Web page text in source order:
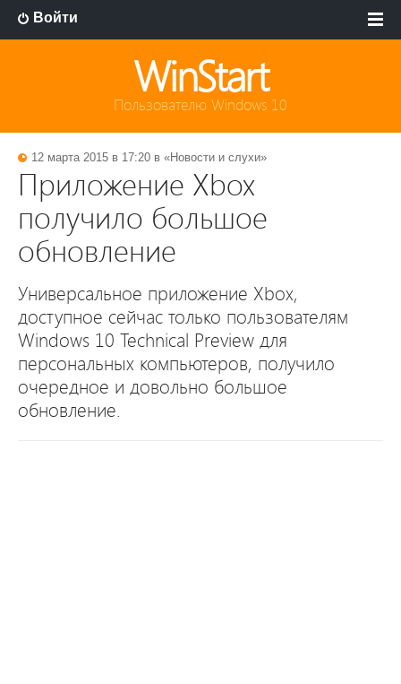
Войти
WinStart
Пользователю Windows 10
12 марта 2015 в 17:20 в «Новости и слухи»
Приложение Xbox
получило большое
обновление
Универсальное приложение Xbox,
доступное сейчас только пользователям
Windows 10 Technical Preview для
персональных компьютеров, получило
очередное и довольно большое
обновление.